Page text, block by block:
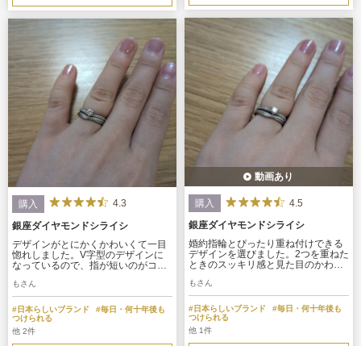
動画あり
購入
4.5
銀座ダイヤモンドシライシ
婚約指輪とぴったり重ね付けできる
デザインを選びました。2つを重ねた
ときのスッキリ感と見た目のかわい
イヤが入り、彼の方はつや消し（シ
ルキーな質感）が入ったお揃いのデ
ザインで、ペア感を楽しめるのもお
気に入りです。内側の角が丸く削ら
れていてつけ心地が良く、価格もお
手頃で大満足です。
もさん
#日本らしいブランド
#毎日・何十年後も
つけられる
他 1件
購入
4.3
銀座ダイヤモンドシライシ
デザインがとにかくかわいくて一目
惚れしました。V字型のデザインに
なっているので、指が短いのがコン
りと長く見せてくれてとても似合い
ました。結婚指輪との重ね付けもし
やすく、日常使いにぴったりです。
内側の仕上げが丁寧でつけ心地も抜
群な上、予算内で収まるお手頃な価
格帯だったのも大満足のポイントで
もさん
#日本らしいブランド
#毎日・何十年後も
つけられる
他 2件